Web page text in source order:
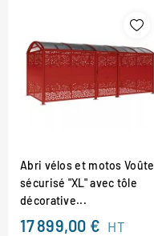
Abri vélos et motos Voûte
sécurisé "XL" avec tôle
décorative...
17 899,00 € HT